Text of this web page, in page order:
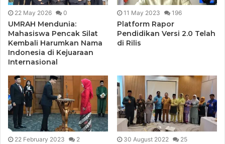
22 May 2026 0
UMRAH Mendunia:
Mahasiswa Pencak Silat
Kembali Harumkan Nama
Indonesia di Kejuaraan
Internasional
11 May 2023 196
Platform Rapor
Pendidikan Versi 2.0 Telah
di Rilis
22 February 2023 2 30 August 2022 25